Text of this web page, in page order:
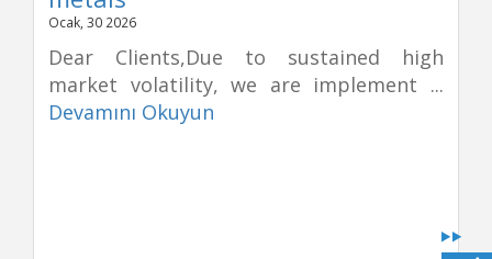
Ocak, 30 2026
Dear Clients,Due to sustained high
market volatility, we are implement ...
Devamını Okuyun